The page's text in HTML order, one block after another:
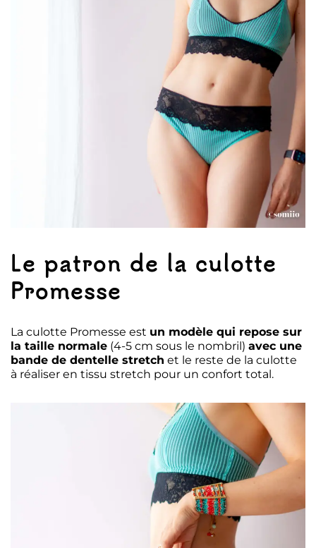
Le patron de la culotte
Promesse
La culotte Promesse est un modèle qui repose sur
la taille normale (4-5 cm sous le nombril) avec une
bande de dentelle stretch et le reste de la culotte
à réaliser en tissu stretch pour un confort total.